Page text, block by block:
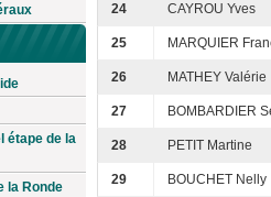
étape de la
la Ronde
24 CAYROU Yves
25 MARQUIER
26 MATHEY Valérie
27 BOMBARDIER
28 PETIT Martine
29 BOUCHET Nelly